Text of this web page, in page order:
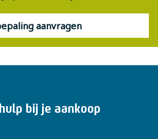
aanvragen
bij je aankoop